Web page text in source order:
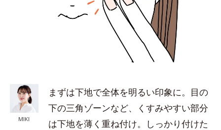
MIKI
まずは下地で全体を明るい印象に。目の
下の三角ゾーンなど、くすみやすい部分
は下地を薄く重ね付け。しっかり付けた